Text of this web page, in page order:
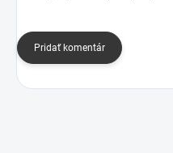
Pridať komentár